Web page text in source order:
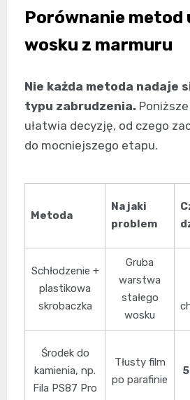
Porównanie metod
wosku z marmuru
Nie każda metoda nadaje
typu zabrudzenia.
ułatwia decyzję, od czego
do mocniejszego etapu.
Metoda
Na jaki
problem
Schłodzenie +
plastikowa
skrobaczka
Gruba
warstwa
stałego
wosku
Środek do
kamienia, np.
Fila PS87 Pro
Tłusty film
po parafinie